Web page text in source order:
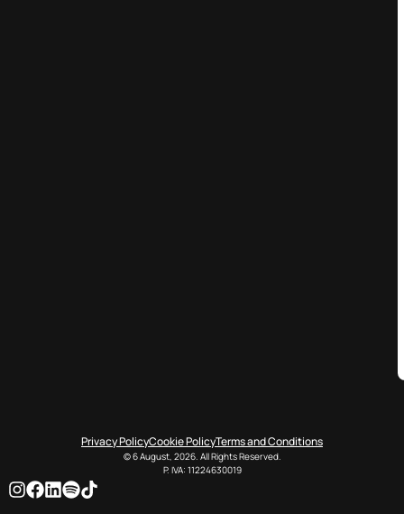
Privacy PolicyCookie PolicyTerms and Conditions
© 6 August, 2026. All Rights Reserved.
P. IVA: 11224630019